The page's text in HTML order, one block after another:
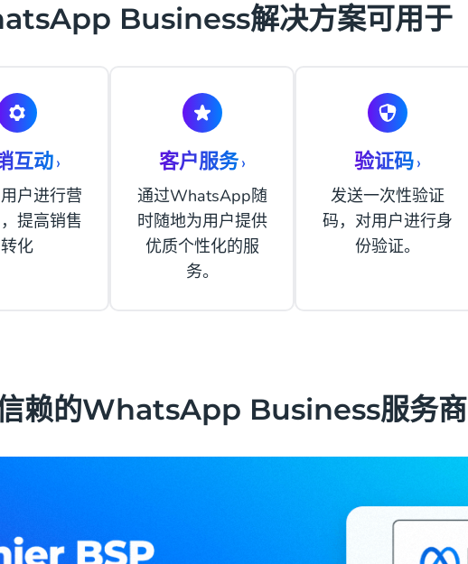
Business解决方案可用于
互动›
户进行营
提高销售
转化
客户服务›
通过WhatsApp随
时随地为用户提供
优质个性化的服
务。
验证码›
发送一次性验证
码，对用户进行身
份验证。
赖的WhatsApp Business服务商